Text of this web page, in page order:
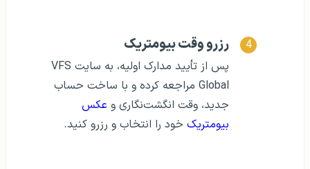
رزرو وقت بیومتریک
پس از تأیید مدارک اولیه، به سایت VFS
Global مراجعه کرده و با ساخت حساب
جدید، وقت انگشت‌نگاری و عکس
بیومتریک خود را انتخاب و رزرو کنید.